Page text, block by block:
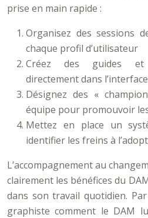
prise en main rapide :
Organisez des sessions
chaque profil d’utilisateur
Créez des guides et
directement dans l’interface
Désignez des «
équipe pour promouvoir
Mettez en place un
identifier les freins à
L’accompagnement au
clairement les bénéfices du
dans son travail quotidien.
graphiste comment le DAM